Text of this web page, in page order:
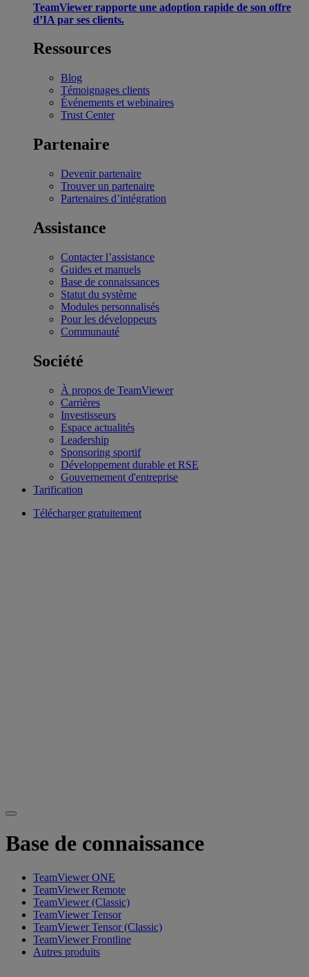
TeamViewer rapporte une adoption rapide de son offre
d’IA par ses clients.
Ressources
Blog
Témoignages clients
Événements et webinaires
Trust Center
Partenaire
Devenir partenaire
Trouver un partenaire
Partenaires d’intégration
Assistance
Contacter l’assistance
Guides et manuels
Base de connaissances
Statut du système
Modules personnalisés
Pour les développeurs
Communauté
Société
À propos de TeamViewer
Carrières
Investisseurs
Espace actualités
Leadership
Sponsoring sportif
Développement durable et RSE
Gouvernement d'entreprise
Tarification
Télécharger gratuitement
Base de connaissance
TeamViewer ONE
TeamViewer Remote
TeamViewer (Classic)
TeamViewer Tensor
TeamViewer Tensor (Classic)
TeamViewer Frontline
Autres produits